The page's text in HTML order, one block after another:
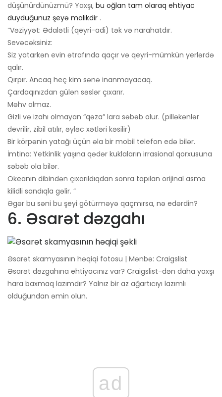
düşünürdünüzmü? Yaxşı, bu oğlan tam olaraq ehtiyac
duyduğunuz şeyə malikdir .
“Vəziyyət: Ədalətli (qeyri-adi) tək və narahatdır.
Sevəcəksiniz:
Siz yatarkən evin ətrafında qaçır və qeyri-mümkün yerlərdə
qalır.
Qırpır. Ancaq heç kim sənə inanmayacaq.
Çardaqınızdan gülən səslər çıxarır.
Məhv olmaz.
Gizli və izahı olmayan “qəza” lara səbəb olur. (pilləkənlər
devrilir, zibil atılır, əyləc xətləri kəsilir)
Bir körpənin yatağı üçün əla bir mobil telefon edə bilər.
İmtina: Yetkinlik yaşına qədər kuklaların irrasional qorxusuna
səbəb ola bilər.
Okeanın dibindən çıxarıldıqdan sonra tapılan orijinal asma
kilidli sandıqla gəlir. ”
Əgər bu səni bu şeyi götürməyə qaçmırsa, nə edərdin?
6. Əsarət dəzgahı
Əsarət skamyasının həqiqi fotosu | Mənbə: Craigslist
Əsarət dəzgahına ehtiyacınız var? Craigslist-dən daha yaxşı
hara baxmaq lazımdır? Yalnız bir az ağartıcıyı lazımlı
olduğundan əmin olun.
ad